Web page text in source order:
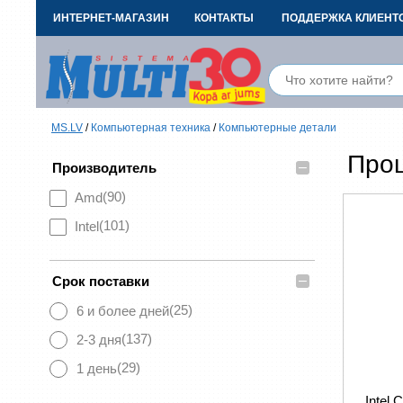
ИНТЕРНЕТ-МАГАЗИН КОНТАКТЫ ПОДДЕРЖКА
MS.LV / Компьютерная техника / Компьютерные детали
Производитель
–
Amd(90)
Intel(101)
Срок поставки
–
6 и более дней(25)
2-3 дня(137)
1 день(29)